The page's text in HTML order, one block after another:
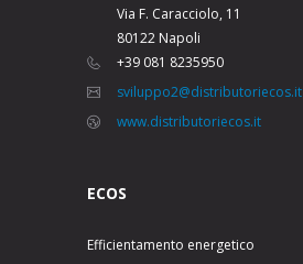
Via F. Caracciolo, 11
80122 Napoli
+39 081 8235950
sviluppo2@distributoriecos.it
www.distributoriecos.it
ECOS
Efficientamento energetico